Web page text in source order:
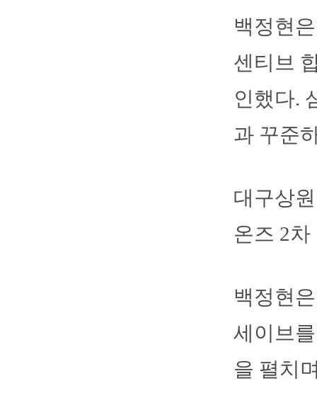
백정현
센티브
인했다.
과 꾸준
대구상
온즈 2
백정현
세이브
을 펼치